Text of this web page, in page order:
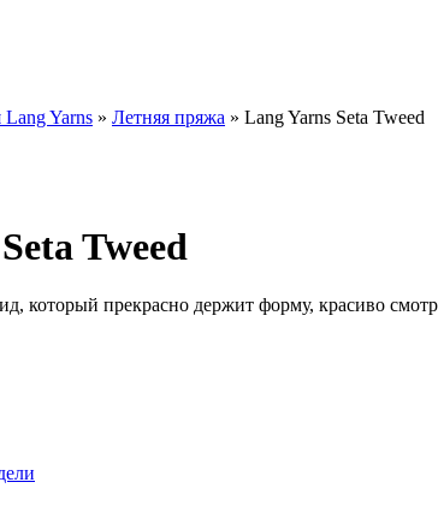
Yarns » Летняя пряжа » Lang Yarns Seta Tweed
Tweed
который прекрасно держит форму, красиво